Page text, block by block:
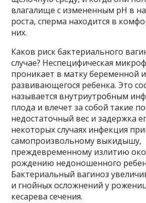
влагалище с измененным pH в
роста, сперма находится в
них.
Каков риск бактериального
случае? Неспецифическая
проникает в матку беременной
развивающегося ребенка. Это
называется внутриутробным
плода и влечет за собой такие
недостаточный вес и задержка
некоторых случаях инфекция
самопроизвольному выкидышу,
преждевременному излитию
рождению недоношенного
Бактериальный вагиноз
и гнойных осложнений у
кесарева сечения.